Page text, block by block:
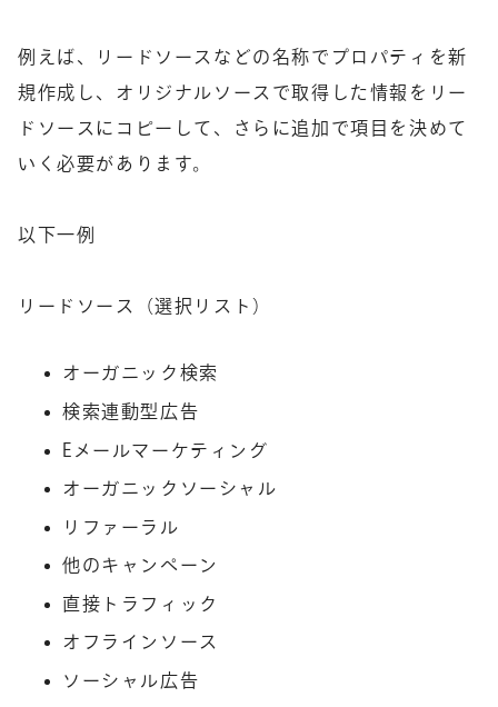
例えば、リードソースなどの名称でプロパティを新
規作成し、オリジナルソースで取得した情報をリー
ドソースにコピーして、さらに追加で項目を決めて
いく必要があります。
以下一例
リードソース（選択リスト）
オーガニック検索
検索連動型広告
Eメールマーケティング
オーガニックソーシャル
リファーラル
他のキャンペーン
直接トラフィック
オフラインソース
ソーシャル広告